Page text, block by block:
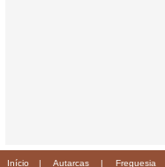
Início | Autarcas | Freguesia